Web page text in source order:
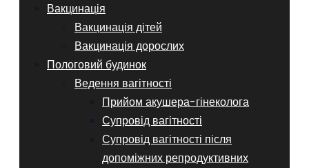
Вакцинація
Вакцинація дітей
Вакцинація дорослих
Пологовий будинок
Ведення вагітності
Прийом акушера-гінеколога
Супровід вагітності
Супровід вагітності після
допоміжних репродуктивних